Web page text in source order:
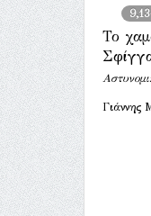
Το
Γιάννης